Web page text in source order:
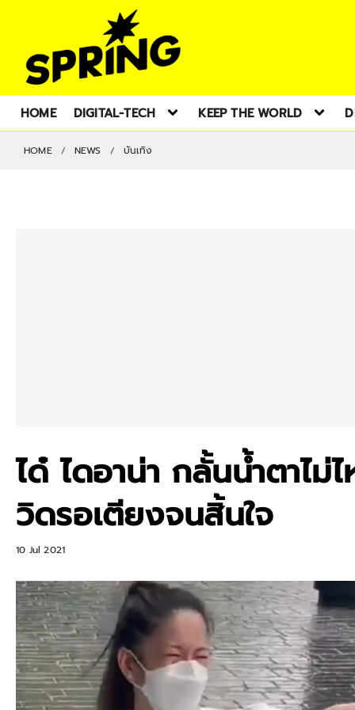
HOME DIGITAL-TECH KEEP THE WORLD
HOME NEWS บันเทิง
ได๋ ไดอาน่า กลั้นน้ำตาไ
วิดรอเตียงจนสิ้นใจ
10 Jul 2021